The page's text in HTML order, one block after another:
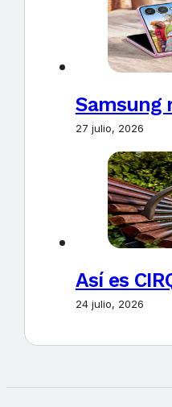
Samsung
27 julio, 2026
Así es
24 julio, 2026